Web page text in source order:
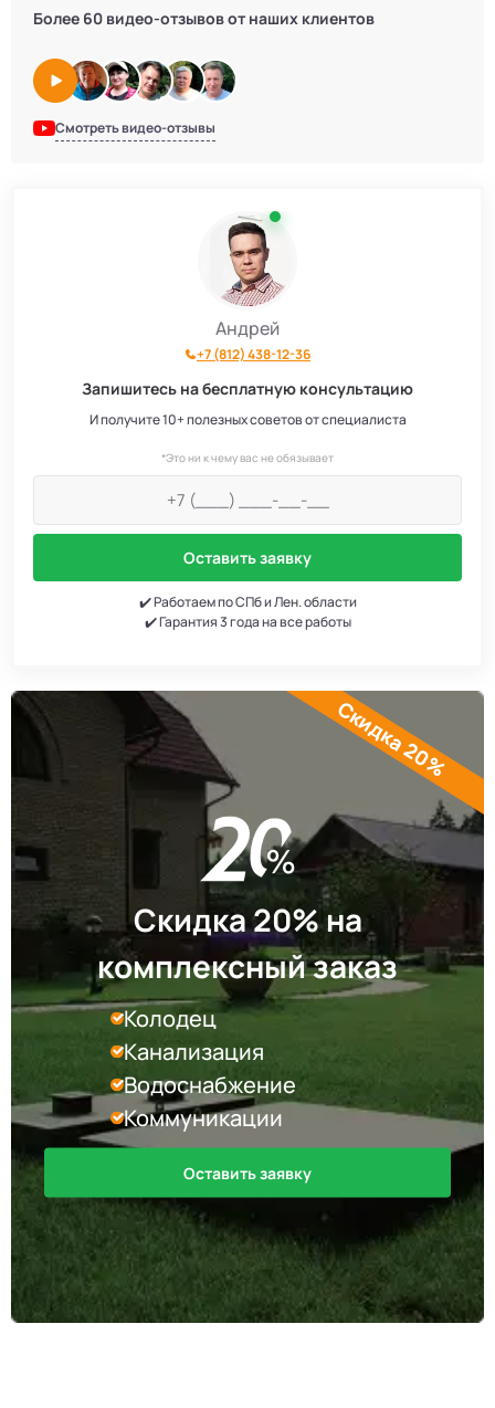
Более 60 видео-отзывов от наших клиентов
Смотреть видео-отзывы
Андрей
+7 (812) 438-12-36
Запишитесь на бесплатную консультацию
И получите 10+ полезных советов от специалиста
*Это ни к чему вас не обязывает
Оставить заявку
✔️ Работаем по СПб и Лен. области
✔️ Гарантия 3 года на все работы
Скидка 20% на
комплексный заказ
Колодец
Канализация
Водоснабжение
Коммуникации
Оставить заявку
Скидка 20%